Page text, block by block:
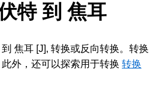
特 到 焦耳
焦耳 [J], 转换或反向转换。转换
外，还可以探索用于转换 转换